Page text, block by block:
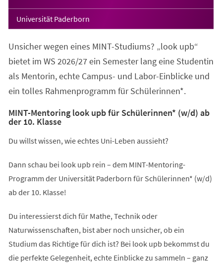
Universität Paderborn
Unsicher wegen eines MINT-Studiums? „look upb“
bietet im WS 2026/27 ein Semester lang eine Studentin
als Mentorin, echte Campus- und Labor-Einblicke und
ein tolles Rahmenprogramm für Schülerinnen*.
MINT-Mentoring look upb für Schülerinnen* (w/d) ab
der 10. Klasse
Du willst wissen, wie echtes Uni-Leben aussieht?
Dann schau bei look upb rein – dem MINT-Mentoring-
Programm der Universität Paderborn für Schülerinnen* (w/d)
ab der 10. Klasse!
Du interessierst dich für Mathe, Technik oder
Naturwissenschaften, bist aber noch unsicher, ob ein
Studium das Richtige für dich ist? Bei look upb bekommst du
die perfekte Gelegenheit, echte Einblicke zu sammeln – ganz